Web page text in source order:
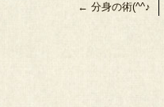
← 分身の術(^^♪